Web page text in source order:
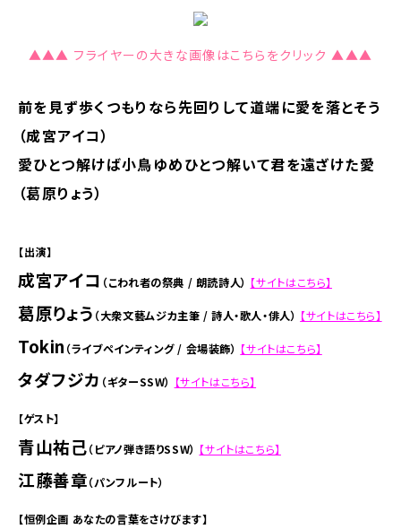
▲▲▲ フライヤーの大きな画像はこちらをクリック ▲▲▲
前を見ず歩くつもりなら先回りして道端に愛を落とそう
（成宮アイコ）
愛ひとつ解けば小鳥ゆめひとつ解いて君を遠ざけた愛
（葛原りょう）
【出演】
成宮アイコ （こわれ者の祭典 / 朗読詩人） 【サイトはこちら】
葛原りょう （大衆文藝ムジカ主筆 / 詩人・歌人・俳人） 【サイトはこちら】
Tokin （ライブペインティング / 会場装飾） 【サイトはこちら】
タダフジカ （ギターSSW） 【サイトはこちら】
【ゲスト】
青山祐己（ピアノ弾き語りSSW） 【サイトはこちら】
江藤善章（パンフルート）
【恒例企画 あなたの言葉をさけびます】